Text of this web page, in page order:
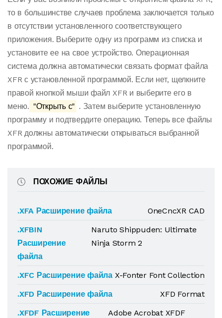
то в большинстве случаев проблема заключается только
в отсутствии установленного соответствующего
приложения. Выберите одну из программ из списка и
установите ее на свое устройство. Операционная
система должна автоматически связать формат файла
XFR с установленной программой. Если нет, щелкните
правой кнопкой мыши файл XFR и выберите его в
меню. "Открыть с" . Затем выберите установленную
программу и подтвердите операцию. Теперь все файлы
XFR должны автоматически открываться выбранной
программой.
ПОХОЖИЕ ФАЙЛЫ
.XFA Расширение файла
OneCncXR CAD
.XFBIN
Расширение
файла
Naruto Shippuden: Ultimate
Ninja Storm 2
.XFC Расширение файла X-Fonter Font Collection
.XFD Расширение файла
XFD Format
.XFDF Расширение
Adobe Acrobat XFDF